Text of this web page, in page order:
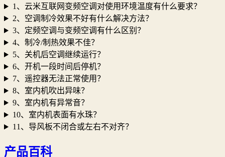
1、云米互联网变频空调对使用环境温度有什么要求？
2、空调制冷效果不好有什么解决方法？
3、定频空调与变频空调有什么区别？
4、制冷/制热效果不佳？
5、关机后空调继续运行？
6、开机一段时间后停机？
7、遥控器无法正常使用？
8、室内机吹出异味？
9、室内机有异常音？
10、室内机表面有水珠？
11、导风板不闭合或左右不对齐？
产品百科